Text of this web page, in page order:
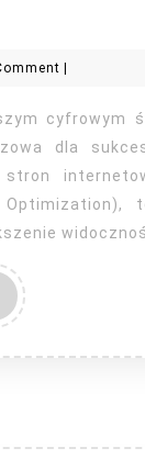
|
dla
stron
Optimization),